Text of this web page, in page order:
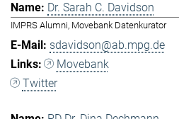
Dr. Sarah C. Davidson
IMPRS Alumni, Movebank Datenkurator
sdavidson@ab.mpg.de
Movebank
Twitter